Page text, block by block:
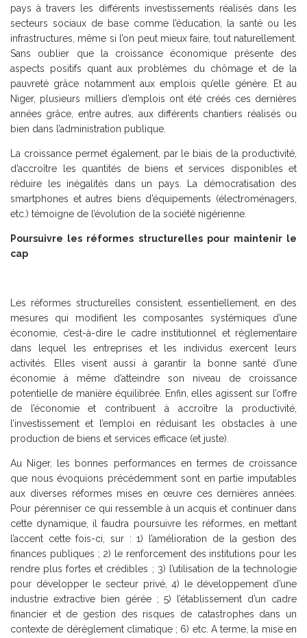
pays à travers les différents investissements réalisés dans les
secteurs sociaux de base comme l’éducation, la santé ou les
infrastructures, même si l’on peut mieux faire, tout naturellement.
Sans oublier que la croissance économique présente des
aspects positifs quant aux problèmes du chômage et de la
pauvreté grâce notamment aux emplois qu’elle génère. Et au
Niger, plusieurs milliers d’emplois ont été créés ces dernières
années grâce, entre autres, aux différents chantiers réalisés ou
bien dans l’administration publique.
La croissance permet également, par le biais de la productivité,
d’accroître les quantités de biens et services disponibles et
réduire les inégalités dans un pays. La démocratisation des
smartphones et autres biens d’équipements (électroménagers,
etc.) témoigne de l’évolution de la société nigérienne.
Poursuivre les réformes structurelles pour maintenir le
cap
Les réformes structurelles consistent, essentiellement, en des
mesures qui modifient les composantes systémiques d’une
économie, c’est-à-dire le cadre institutionnel et réglementaire
dans lequel les entreprises et les individus exercent leurs
activités. Elles visent aussi à garantir la bonne santé d’une
économie à même d’atteindre son niveau de croissance
potentielle de manière équilibrée. Enfin, elles agissent sur l’offre
de l’économie et contribuent à accroître la productivité,
l’investissement et l’emploi en réduisant les obstacles à une
production de biens et services efficace (et juste).
Au Niger, les bonnes performances en termes de croissance
que nous évoquions précédemment sont en partie imputables
aux diverses réformes mises en œuvre ces dernières années.
Pour pérenniser ce qui ressemble à un acquis et continuer dans
cette dynamique, il faudra poursuivre les réformes, en mettant
l’accent cette fois-ci, sur : 1) l’amélioration de la gestion des
finances publiques ; 2) le renforcement des institutions pour les
rendre plus fortes et crédibles ; 3) l’utilisation de la technologie
pour développer le secteur privé, 4) le développement d’une
industrie extractive bien gérée ; 5) l’établissement d’un cadre
financier et de gestion des risques de catastrophes dans un
contexte de dérèglement climatique ; 6) etc. A terme, la mise en